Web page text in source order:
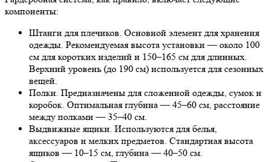
компоненты:
Штанги для плечиков. Основной элемент для хранения
одежды. Рекомендуемая высота установки — около 100
см для коротких изделий и 150–165 см для длинных.
Верхний уровень (до 190 см) используется для сезонных
вещей.
Полки. Предназначены для сложенной одежды, сумок и
коробок. Оптимальная глубина — 45–60 см, расстояние
между полками — 35–40 см.
Выдвижные ящики. Используются для белья,
аксессуаров и мелких предметов. Стандартная высота
ящиков — 10–15 см, глубина — 40–50 см.